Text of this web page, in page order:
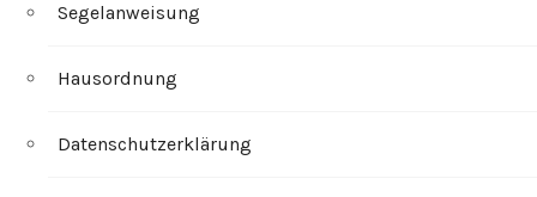
Segelanweisung
Hausordnung
Datenschutzerklärung